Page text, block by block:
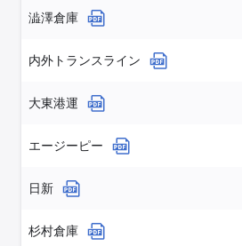
澁澤倉庫
内外トランスライン
大東港運
エージーピー
日新
杉村倉庫